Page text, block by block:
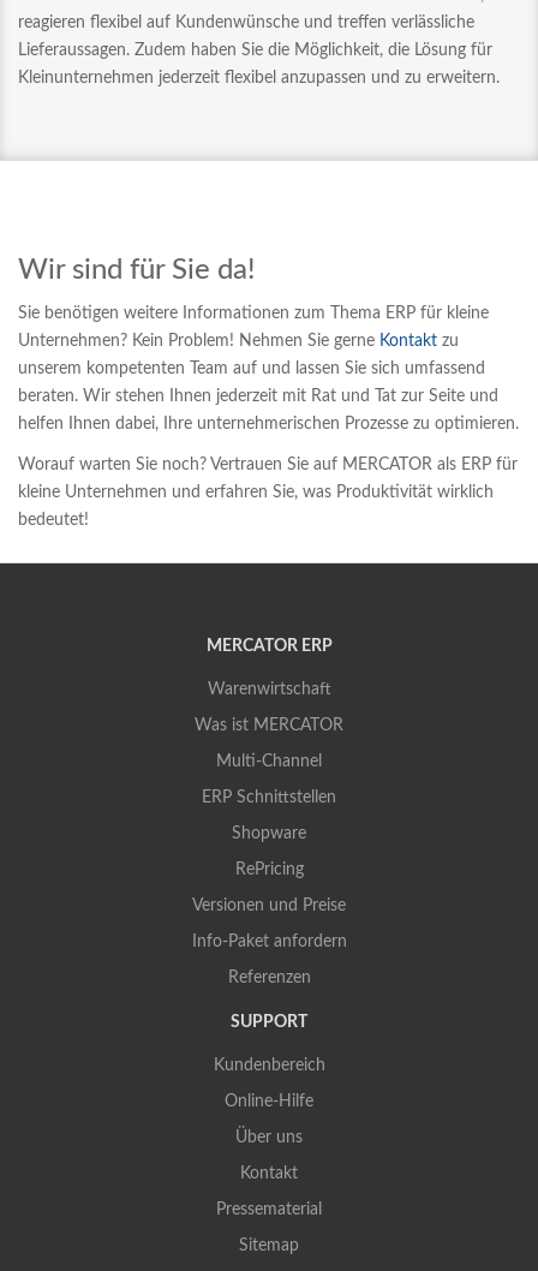
reagieren flexibel auf Kundenwünsche und treffen verlässliche
Lieferaussagen. Zudem haben Sie die Möglichkeit, die Lösung für
Kleinunternehmen jederzeit flexibel anzupassen und zu erweitern.
Wir sind für Sie da!
Sie benötigen weitere Informationen zum Thema ERP für kleine
Unternehmen? Kein Problem! Nehmen Sie gerne Kontakt zu
unserem kompetenten Team auf und lassen Sie sich umfassend
beraten. Wir stehen Ihnen jederzeit mit Rat und Tat zur Seite und
helfen Ihnen dabei, Ihre unternehmerischen Prozesse zu optimieren.
Worauf warten Sie noch? Vertrauen Sie auf MERCATOR als ERP für
kleine Unternehmen und erfahren Sie, was Produktivität wirklich
bedeutet!
MERCATOR ERP
Warenwirtschaft
Was ist MERCATOR
Multi-Channel
ERP Schnittstellen
Shopware
RePricing
Versionen und Preise
Info-Paket anfordern
Referenzen
SUPPORT
Kundenbereich
Online-Hilfe
Über uns
Kontakt
Pressematerial
Sitemap